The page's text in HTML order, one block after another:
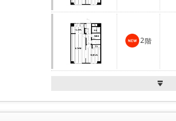
2階